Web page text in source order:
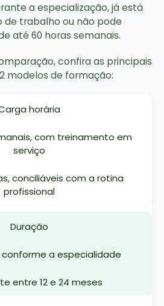
a especialização, já está
de trabalho ou não pode
até 60 horas semanais.
confira as principais
modelos de formação:
horária
com treinamento em
serviço
conciliáveis com a rotina
profissional
Duração
conforme a especialidade
entre 12 e 24 meses